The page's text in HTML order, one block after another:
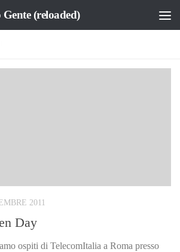
Gente (reloaded)
2011
Day
ospiti di TelecomItalia a Roma presso